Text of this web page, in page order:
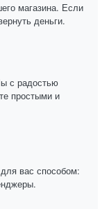
магазина. Если
деньги.
с радостью
простыми и
вас способом: